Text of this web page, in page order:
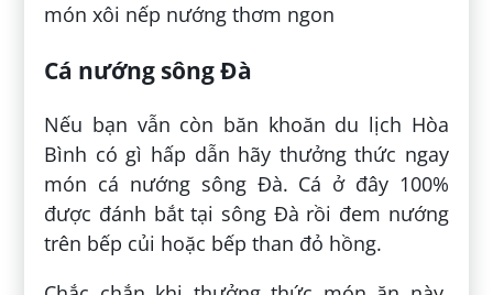
món xôi nếp nướng thơm ngon
Cá nướng sông Đà
Nếu bạn vẫn còn băn khoăn du lịch Hòa
Bình có gì hấp dẫn hãy thưởng thức ngay
món cá nướng sông Đà. Cá ở đây 100%
được đánh bắt tại sông Đà rồi đem nướng
trên bếp củi hoặc bếp than đỏ hồng.